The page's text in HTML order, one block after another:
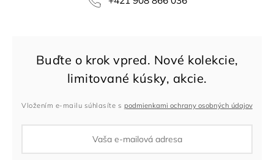
Vložením e-mailu súhlasíte s podmienkami ochrany osobných údajov